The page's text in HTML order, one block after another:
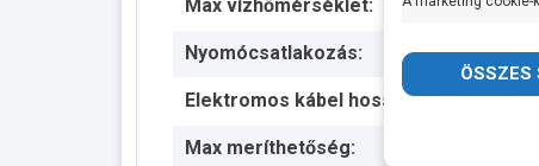
Max vízhőmérséklet:
Nyomócsatlakozás:
Elektromos kábel hossza:
Max meríthetőség: